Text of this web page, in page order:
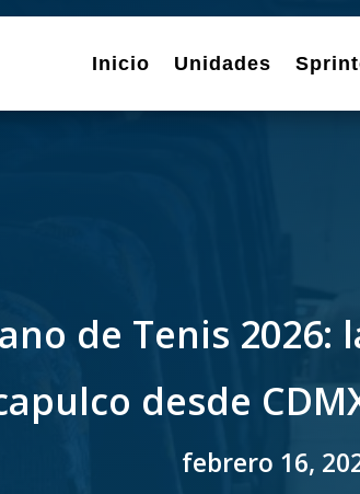
Inicio Unidades
de Tenis
desde
febrero 16,